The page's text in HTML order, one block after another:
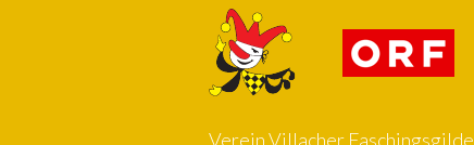
Verein Villacher Faschingsgilde